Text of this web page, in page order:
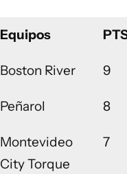
Equipos
Boston River 9
Peñarol 8
Montevideo
City Torque
7